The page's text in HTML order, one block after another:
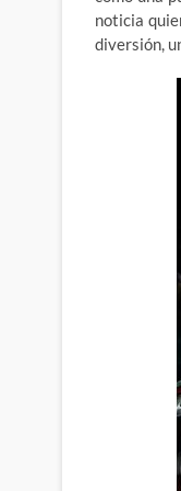
noticia
diversión,